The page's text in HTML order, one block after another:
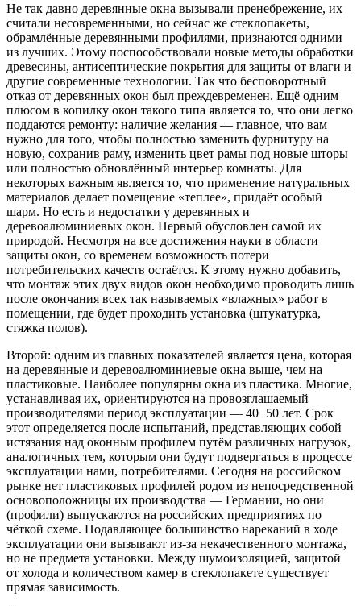
Не так давно деревянные окна вызывали пренебрежение, их
считали несовременными, но сейчас же стеклопакеты,
обрамлённые деревянными профилями, признаются одними
из лучших. Этому поспособствовали новые методы обработки
древесины, антисептические покрытия для защиты от влаги и
другие современные технологии. Так что бесповоротный
отказ от деревянных окон был преждевременен. Ещё одним
плюсом в копилку окон такого типа является то, что они легко
поддаются ремонту: наличие желания — главное, что вам
нужно для того, чтобы полностью заменить фурнитуру на
новую, сохранив раму, изменить цвет рамы под новые шторы
или полностью обновлённый интерьер комнаты. Для
некоторых важным является то, что применение натуральных
материалов делает помещение «теплее», придаёт особый
шарм. Но есть и недостатки у деревянных и
деревоалюминиевых окон. Первый обусловлен самой их
природой. Несмотря на все достижения науки в области
защиты окон, со временем возможность потери
потребительских качеств остаётся. К этому нужно добавить,
что монтаж этих двух видов окон необходимо проводить лишь
после окончания всех так называемых «влажных» работ в
помещении, где будет проходить установка (штукатурка,
стяжка полов).
Второй: одним из главных показателей является цена, которая
на деревянные и деревоалюминиевые окна выше, чем на
пластиковые. Наиболее популярны окна из пластика. Многие,
устанавливая их, ориентируются на провозглашаемый
производителями период эксплуатации — 40−50 лет. Срок
этот определяется после испытаний, представляющих собой
истязания над оконным профилем путём различных нагрузок,
аналогичных тем, которым они будут подвергаться в процессе
эксплуатации нами, потребителями. Сегодня на российском
рынке нет пластиковых профилей родом из непосредственной
основоположницы их производства — Германии, но они
(профили) выпускаются на российских предприятиях по
чёткой схеме. Подавляющее большинство нареканий в ходе
эксплуатации они вызывают из-за некачественного монтажа,
но не предмета установки. Между шумоизоляцией, защитой
от холода и количеством камер в стеклопакете существует
прямая зависимость.